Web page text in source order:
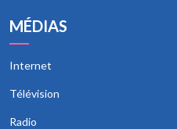
MÉDIAS
Internet
Télévision
Radio